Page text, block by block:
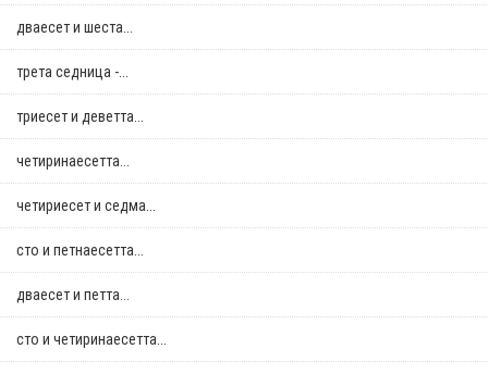
дваесет и шеста...
трета седница -...
триесет и деветта...
четиринаесетта...
четириесет и седма...
сто и петнаесетта...
дваесет и петта...
сто и четиринаесетта...